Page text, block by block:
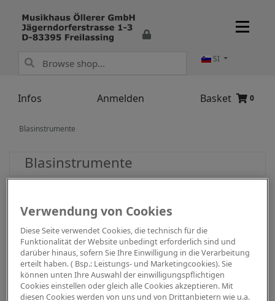
Infos Anmelden Basket 0
SI
Blasinstrumente
Blasinstrumente
Verwendung von Cookies
Diese Seite verwendet Cookies, die technisch für die
Funktionalität der Website unbedingt erforderlich sind und
darüber hinaus, sofern Sie Ihre Einwilligung in die Verarbeitung
erteilt haben. ( Bsp.: Leistungs- und Marketingcookies). Sie
können unten Ihre Auswahl der einwilligungspflichtigen
Cookies einstellen oder gleich alle Cookies akzeptieren. Mit
diesen Cookies werden von uns und von Drittanbietern wie u.a.